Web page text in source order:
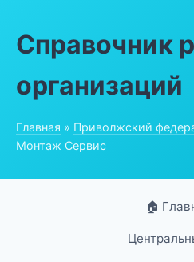
Справочник
организаций
Главная » Приволжский
Монтаж Сервис
🏠